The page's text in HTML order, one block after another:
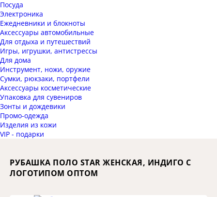
Посуда
Электроника
Ежедневники и блокноты
Аксессуары автомобильные
Для отдыха и путешествий
Игры, игрушки, антистрессы
Для дома
Инструмент, ножи, оружие
Сумки, рюкзаки, портфели
Аксессуары косметические
Упаковка для сувениров
Зонты и дождевики
Промо-одежда
Изделия из кожи
VIP - подарки
РУБАШКА ПОЛО STAR ЖЕНСКАЯ, ИНДИГО С
ЛОГОТИПОМ ОПТОМ